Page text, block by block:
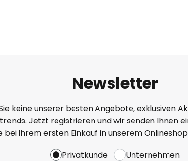
Newsletter
keine unserer besten Angebote, exklusiven
Jetzt registrieren und wir senden Ihnen
bei Ihrem ersten Einkauf in unserem
Privatkunde
Unternehmen